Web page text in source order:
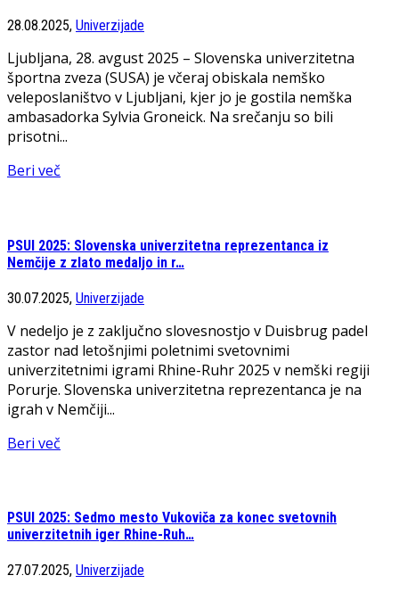
28.08.2025, Univerzijade
Ljubljana, 28. avgust 2025 – Slovenska univerzitetna
športna zveza (SUSA) je včeraj obiskala nemško
veleposlaništvo v Ljubljani, kjer jo je gostila nemška
ambasadorka Sylvia Groneick. Na srečanju so bili
prisotni...
Beri več
PSUI 2025: Slovenska univerzitetna reprezentanca iz
Nemčije z zlato medaljo in r…
30.07.2025, Univerzijade
V nedeljo je z zaključno slovesnostjo v Duisbrug padel
zastor nad letošnjimi poletnimi svetovnimi
univerzitetnimi igrami Rhine-Ruhr 2025 v nemški regiji
Porurje. Slovenska univerzitetna reprezentanca je na
igrah v Nemčiji...
Beri več
PSUI 2025: Sedmo mesto Vukoviča za konec svetovnih
univerzitetnih iger Rhine-Ruh…
27.07.2025, Univerzijade